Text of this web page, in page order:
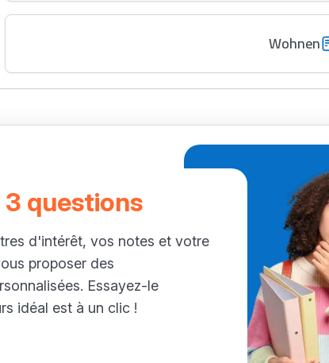
Wohnen
questions
d'intérêt, vos notes et votre
proposer des
Essayez-le
idéal est à un clic !